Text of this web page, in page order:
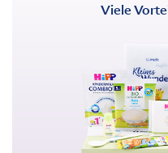
Viele